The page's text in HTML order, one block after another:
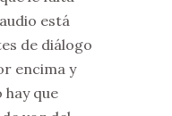
está
de diálogo
encima y
hay que